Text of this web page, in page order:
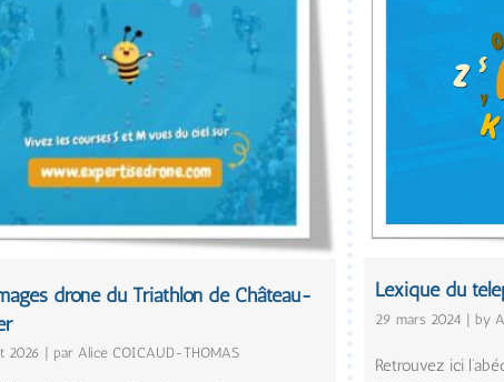
drone du Triathlon de Château-
2026 par Alice COICAUD-THOMAS
Lexique du
29 mars 2024 | by
Retrouvez ici